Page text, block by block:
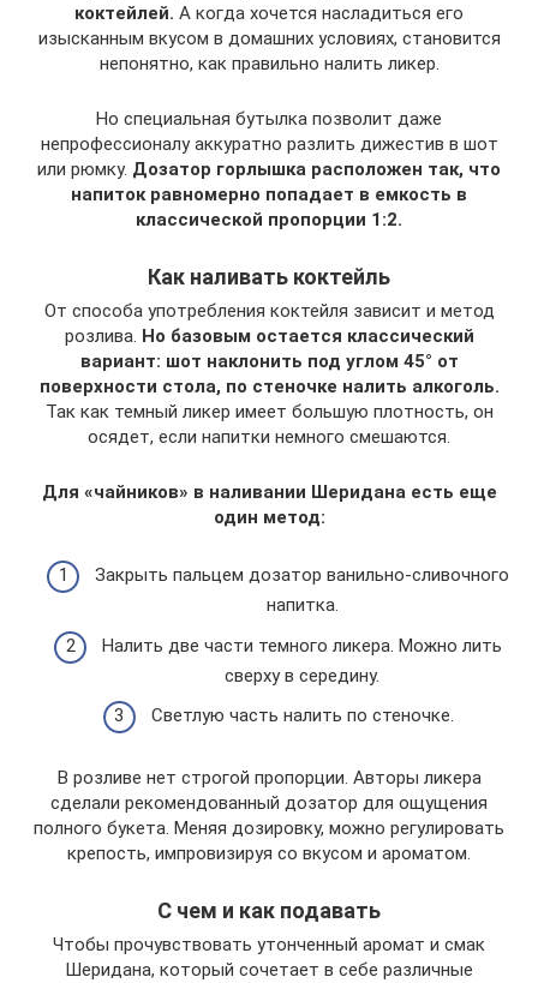
коктейлей. А когда хочется насладиться его
изысканным вкусом в домашних условиях, становится
непонятно, как правильно налить ликер.
Но специальная бутылка позволит даже
непрофессионалу аккуратно разлить дижестив в шот
или рюмку. Дозатор горлышка расположен так, что
напиток равномерно попадает в емкость в
классической пропорции 1:2.
Как наливать коктейль
От способа употребления коктейля зависит и метод
розлива. Но базовым остается классический
вариант: шот наклонить под углом 45° от
поверхности стола, по стеночке налить алкоголь.
Так как темный ликер имеет большую плотность, он
осядет, если напитки немного смешаются.
Для «чайников» в наливании Шеридана есть еще
один метод:
Закрыть пальцем дозатор ванильно-сливочного
напитка.
Налить две части темного ликера. Можно лить
сверху в середину.
Светлую часть налить по стеночке.
В розливе нет строгой пропорции. Авторы ликера
сделали рекомендованный дозатор для ощущения
полного букета. Меняя дозировку, можно регулировать
крепость, импровизируя со вкусом и ароматом.
С чем и как подавать
Чтобы прочувствовать утонченный аромат и смак
Шеридана, который сочетает в себе различные